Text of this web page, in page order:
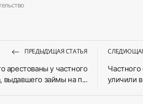
ПРЕДЫДУЩАЯ СТАТЬЯ
арестованы у частного
выдавшего займы на п...
Частного
уличили